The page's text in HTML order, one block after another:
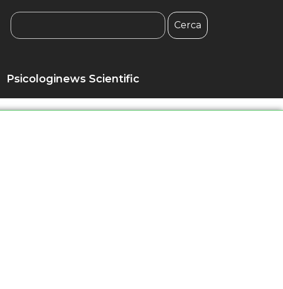
Cerca
Psicologinews Scientific